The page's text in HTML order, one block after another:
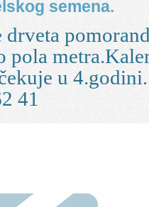
semena.
pola
u 4.godini.
41